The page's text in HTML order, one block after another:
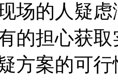
场的人疑
的担心获
方案的可